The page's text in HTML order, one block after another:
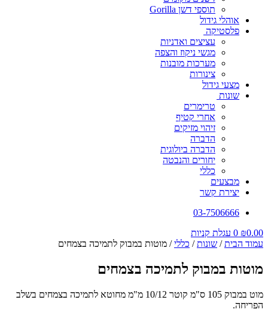
תוספי דשן Gorilla
אוהלי גידול
פלסטיקה
עציצים ואדניות
מגשי ניקוז והצפה
מערכות מובנות
צינורות
מצעי גידול
שונות
טרימרים
אחרי קטיף
זיהוי מזיקים
הדברה
הדברה ביולוגית
יחורים והנבטה
כללי
מבצעים
יצירת קשר
03-7506666
₪0.00
0 עגלת קניות
עמוד הבית/ שונות/ כללי/ מוטות במבוק לתמיכה בצמחים
מוטות במבוק לתמיכה בצמחים
מוט במבוק 105 ס"מ קוטר 10/12 מ"מ מחוטא לתמיכה בצמחים בשלב
הפריחה.